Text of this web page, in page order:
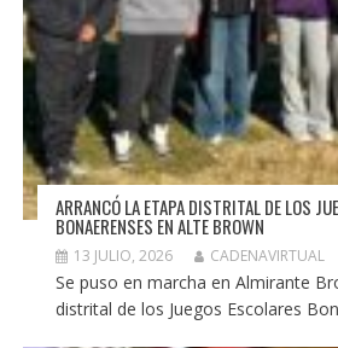
ARRANCÓ LA ETAPA DISTRITAL DE LOS
BONAERENSES EN ALTE BROWN
13 JULIO, 2026 CADENAVIRTUAL
Se puso en marcha en Almirante
distrital de los Juegos Escolares